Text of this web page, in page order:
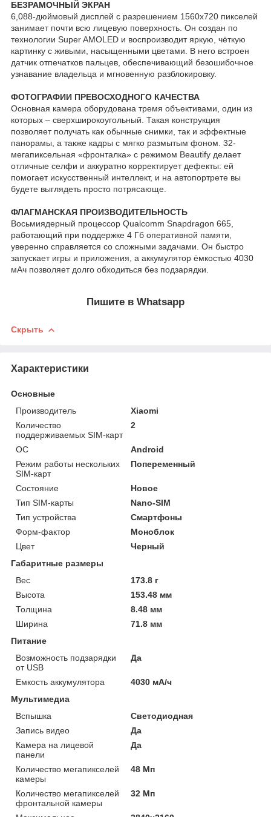
БЕЗРАМОЧНЫЙ ЭКРАН
6,088-дюймовый дисплей с разрешением 1560х720 пикселей
занимает почти всю лицевую поверхность. Он создан по
технологии Super AMOLED и воспроизводит яркую, чёткую
картинку с живыми, насыщенными цветами. В него встроен
датчик отпечатков пальцев, обеспечивающий безошибочное
узнавание владельца и мгновенную разблокировку.
ФОТОГРАФИИ ПРЕВОСХОДНОГО КАЧЕСТВА
Основная камера оборудована тремя объективами, один из
которых – сверхширокоугольный. Такая конструкция
позволяет получать как обычные снимки, так и эффектные
панорамы, а также кадры с мягко размытым фоном. 32-
мегапиксельная «фронталка» с режимом Beautify делает
отличные селфи и аккуратно корректирует дефекты: ей
помогает искусственный интеллект, и на автопортрете вы
будете выглядеть просто потрясающе.
ФЛАГМАНСКАЯ ПРОИЗВОДИТЕЛЬНОСТЬ
Восьмиядерный процессор Qualcomm Snapdragon 665,
работающий при поддержке 4 Гб оперативной памяти,
уверенно справляется со сложными задачами. Он быстро
запускает игры и приложения, а аккумулятор ёмкостью 4030
мАч позволяет долго обходиться без подзарядки.
Пишите в Whatsapp
Скрыть
Характеристики
Основные
Производитель
Xiaomi
Количество
поддерживаемых SIM-карт
2
ОС
Android
Режим работы нескольких
SIM-карт
Попеременный
Состояние
Новое
Тип SIM-карты
Nano-SIM
Тип устройства
Смартфоны
Форм-фактор
Моноблок
Цвет
Черный
Габаритные размеры
Вес
173.8 г
Высота
153.48 мм
Толщина
8.48 мм
Ширина
71.8 мм
Питание
Возможность подзарядки
от USB
Да
Емкость аккумулятора
4030 мА/ч
Мультимедиа
Вспышка
Светодиодная
Запись видео
Да
Камера на лицевой
панели
Да
Количество мегапикселей
камеры
48 Мп
Количество мегапикселей
фронтальной камеры
32 Мп